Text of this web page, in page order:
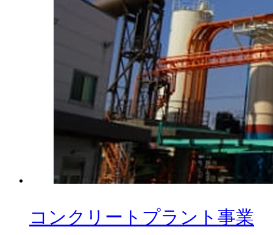
コンクリートプラント事業